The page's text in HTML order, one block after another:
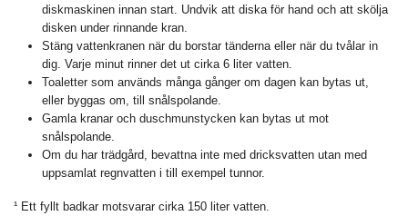
diskmaskinen innan start. Undvik att diska för hand och att skölja
disken under rinnande kran.
Stäng vattenkranen när du borstar tänderna eller när du tvålar in
dig. Varje minut rinner det ut cirka 6 liter vatten.
Toaletter som används många gånger om dagen kan bytas ut,
eller byggas om, till snålspolande.
Gamla kranar och duschmunstycken kan bytas ut mot
snålspolande.
Om du har trädgård, bevattna inte med dricksvatten utan med
uppsamlat regnvatten i till exempel tunnor.
¹ Ett fyllt badkar motsvarar cirka 150 liter vatten.